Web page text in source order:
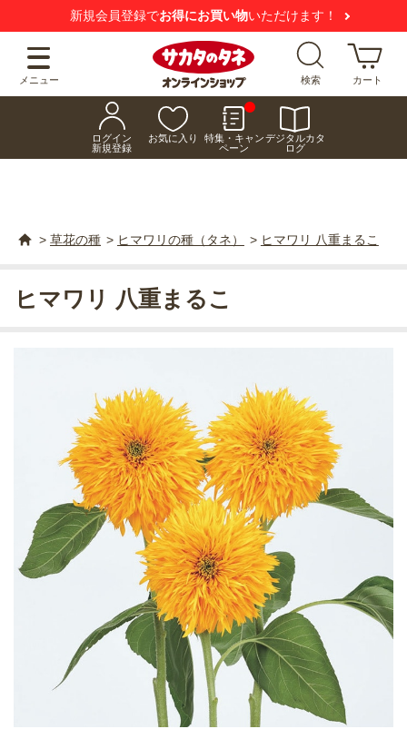
新規会員登録でお得にお買い物いただけます！
メニュー 検索 カート
ログイン
新規登録
お気に入り
特集・キャン
ペーン
デジタルカタ
ログ
> 草花の種 > ヒマワリの種（タネ） > ヒマワリ 八重まるこ
ヒマワリ 八重まるこ